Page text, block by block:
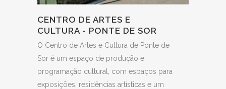
CENTRO DE ARTES E
CULTURA - PONTE DE SOR
O Centro de Artes e Cultura de Ponte de
Sor é um espaço de produção e
programação cultural, com espaços para
exposições, residências artísticas e um